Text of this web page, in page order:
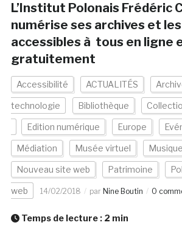
L’Institut Polonais Frédéric
numérise ses archives et
accessibles à tous en ligne
gratuitement
Accessibilité ACTUALITÉS
technologie Bibliothèque
Edition numérique Europe
Médiation Musée virtuel Musique
Nouveau site web Patrimoine
web 14/02/2018 par Nine Boutin 0
Temps de lecture : 2 min